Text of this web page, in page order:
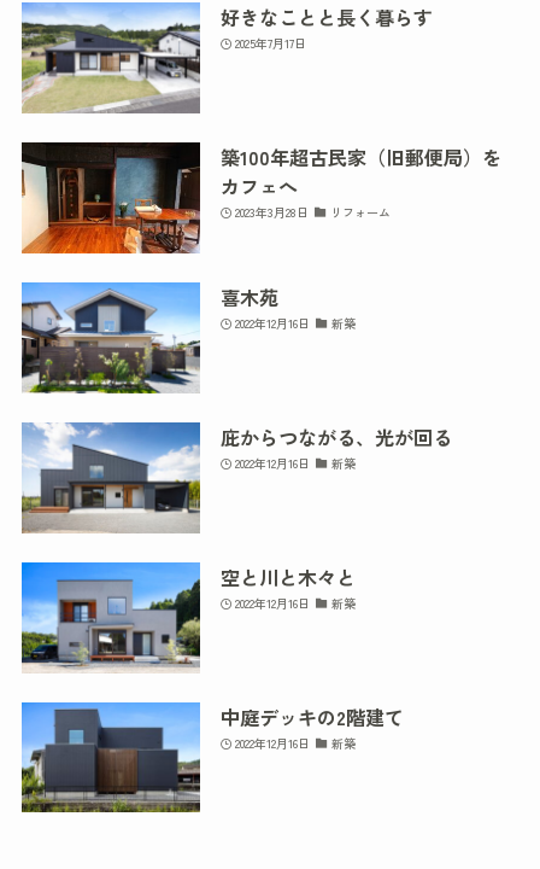
好きなことと長く暮らす
2025年7月17日
築100年超古民家（旧郵便局）を
カフェへ
2023年3月28日 リフォーム
喜木苑
2022年12月16日 新築
庇からつながる、光が回る
2022年12月16日 新築
空と川と木々と
2022年12月16日 新築
中庭デッキの2階建て
2022年12月16日 新築